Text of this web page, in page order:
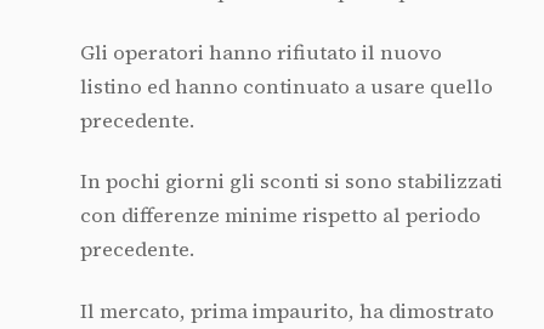
Gli operatori hanno rifiutato il nuovo
listino ed hanno continuato a usare quello
precedente.
In pochi giorni gli sconti si sono stabilizzati
con differenze minime rispetto al periodo
precedente.
Il mercato, prima impaurito, ha dimostrato